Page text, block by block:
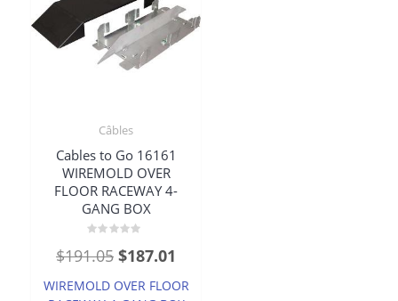
Câbles
Cables to Go 16161
WIREMOLD OVER
FLOOR RACEWAY 4-
GANG BOX
0
5
$191.05 Original
price
$187.01
price
WIREMOLD OVER FLOOR